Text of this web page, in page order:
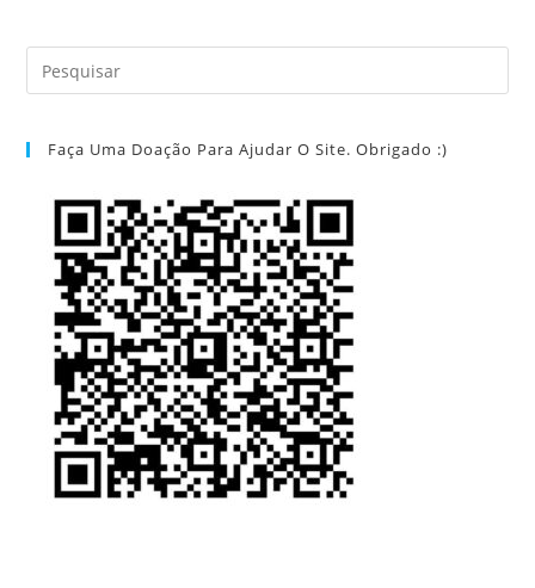
Faça Uma Doação Para Ajudar O Site. Obrigado :)